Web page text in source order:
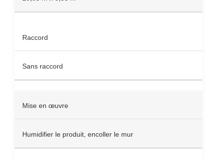
Raccord
Sans raccord
Mise en œuvre
Humidifier le produit, encoller le mur